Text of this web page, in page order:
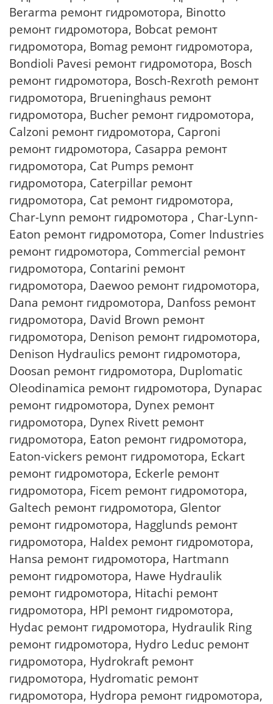
Berarma ремонт гидромотора, Binotto
ремонт гидромотора, Bobcat ремонт
гидромотора, Bomag ремонт гидромотора,
Bondioli Pavesi ремонт гидромотора, Bosch
ремонт гидромотора, Bosch-Rexroth ремонт
гидромотора, Brueninghaus ремонт
гидромотора, Bucher ремонт гидромотора,
Calzoni ремонт гидромотора, Caproni
ремонт гидромотора, Casappa ремонт
гидромотора, Cat Pumps ремонт
гидромотора, Caterpillar ремонт
гидромотора, Cat ремонт гидромотора,
Char-Lynn ремонт гидромотора , Char-Lynn-
Eaton ремонт гидромотора, Comer Industries
ремонт гидромотора, Commercial ремонт
гидромотора, Contarini ремонт
гидромотора, Daewoo ремонт гидромотора,
Dana ремонт гидромотора, Danfoss ремонт
гидромотора, David Brown ремонт
гидромотора, Denison ремонт гидромотора,
Denison Hydraulics ремонт гидромотора,
Doosan ремонт гидромотора, Duplomatic
Oleodinamica ремонт гидромотора, Dynapac
ремонт гидромотора, Dynex ремонт
гидромотора, Dynex Rivett ремонт
гидромотора, Eaton ремонт гидромотора,
Eaton-vickers ремонт гидромотора, Eckart
ремонт гидромотора, Eckerle ремонт
гидромотора, Ficem ремонт гидромотора,
Galtech ремонт гидромотора, Glentor
ремонт гидромотора, Hagglunds ремонт
гидромотора, Haldex ремонт гидромотора,
Hansa ремонт гидромотора, Hartmann
ремонт гидромотора, Hawe Hydraulik
ремонт гидромотора, Hitachi ремонт
гидромотора, HPI ремонт гидромотора,
Hydac ремонт гидромотора, Hydraulik Ring
ремонт гидромотора, Hydro Leduc ремонт
гидромотора, Hydrokraft ремонт
гидромотора, Hydromatic ремонт
гидромотора, Hydropa ремонт гидромотора,